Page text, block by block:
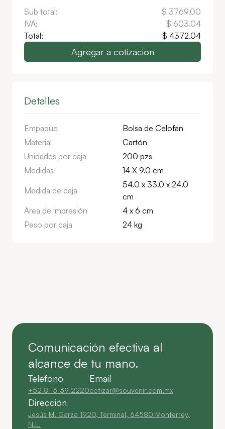
Sub total: $ 3769.00
IVA:
$ 603.04
Total:
$ 4372.04
Agregar a cotizacion
Detalles
Empaque
Bolsa de Celofán
Material
Cartón
Unidades por caja
200 pzs
Medidas
14 X 9.0 cm
Medida de caja
54.0 x 33.0 x 24.0
cm
Area de impresión
4 x 6 cm
Peso por caja
24 kg
Comunicación efectiva al
alcance de tu mano.
Telefono
+52 81 3139 2220
Email
cotizar@souvenir.com.mx
Dirección
Jesús M. Garza 1920, Terminal, 64580 Monterrey,
N.L.